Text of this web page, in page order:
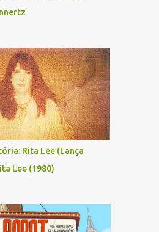
Rita Lee (Lança
Lee (1980)